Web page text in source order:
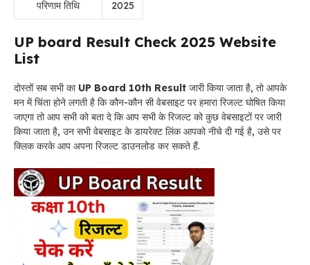
परिणाम तिथि 2025
UP board Result Check 2025 Website
List
दोस्तों सब सभी का UP Board 10th Result जारी किया जाता है, तो आपके
मन में चिंता होने लगती है कि कौन-कौन सी वेबसाइट पर हमारा रिजल्ट घोषित किया
जाएगा तो आप सभी को बता दे कि आप सभी के रिजल्ट को कुछ वेबसाइटों पर जारी
किया जाता है, उन सभी वेबसाइट के डायरेक्ट लिंक आपको नीचे दी गई है, उसे पर
क्लिक करके आप अपना रिजल्ट डाउनलोड कर सकते हैं.